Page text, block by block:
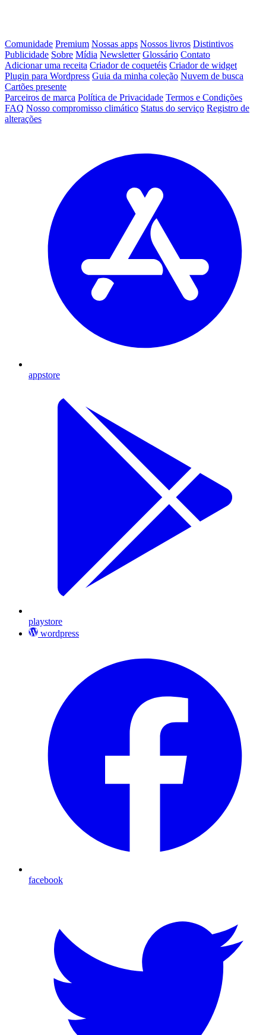
Comunidade Premium Nossas apps Nossos livros Distintivos
Publicidade Sobre Mídia Newsletter Glossário Contato
Adicionar uma receita Criador de coquetéis Criador de widget
Plugin para Wordpress Guia da minha coleção Nuvem de busca
Cartões presente
Parceiros de marca Política de Privacidade Termos e Condições
FAQ Nosso compromisso climático Status do serviço Registro de
alterações
appstore
playstore
wordpress
facebook